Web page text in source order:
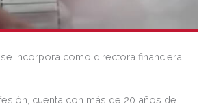
incorpora como directora financiera
cuenta con más de 20 años de